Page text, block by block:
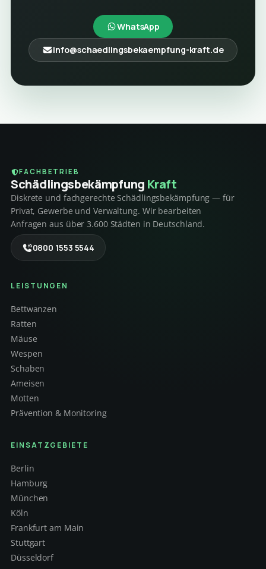
WhatsApp
info@schaedlingsbekaempfung-kraft.de
FACHBETRIEB
Schädlings­bekämpfung Kraft
Diskrete und fachgerechte Schädlingsbekämpfung — für
Privat, Gewerbe und Verwaltung. Wir bearbeiten
Anfragen aus über 3.600 Städten in Deutschland.
0800 1553 5544
LEISTUNGEN
Bettwanzen
Ratten
Mäuse
Wespen
Schaben
Ameisen
Motten
Prävention & Monitoring
EINSATZGEBIETE
Berlin
Hamburg
München
Köln
Frankfurt am Main
Stuttgart
Düsseldorf